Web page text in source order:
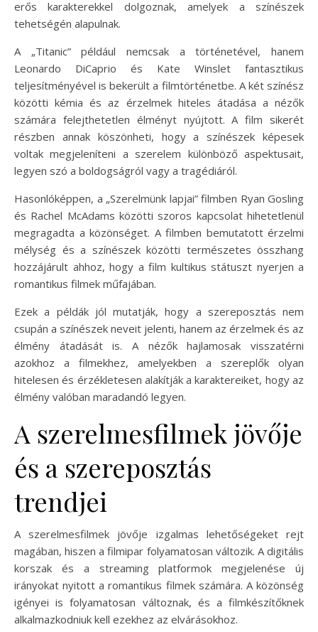
erős karakterekkel dolgoznak, amelyek a színészek
tehetségén alapulnak.
A „Titanic” például nemcsak a történetével, hanem
Leonardo DiCaprio és Kate Winslet fantasztikus
teljesítményével is bekerült a filmtörténetbe. A két színész
közötti kémia és az érzelmek hiteles átadása a nézők
számára felejthetetlen élményt nyújtott. A film sikerét
részben annak köszönheti, hogy a színészek képesek
voltak megjeleníteni a szerelem különböző aspektusait,
legyen szó a boldogságról vagy a tragédiáról.
Hasonlóképpen, a „Szerelmünk lapjai” filmben Ryan Gosling
és Rachel McAdams közötti szoros kapcsolat hihetetlenül
megragadta a közönséget. A filmben bemutatott érzelmi
mélység és a színészek közötti természetes összhang
hozzájárult ahhoz, hogy a film kultikus státuszt nyerjen a
romantikus filmek műfajában.
Ezek a példák jól mutatják, hogy a szereposztás nem
csupán a színészek neveit jelenti, hanem az érzelmek és az
élmény átadását is. A nézők hajlamosak visszatérni
azokhoz a filmekhez, amelyekben a szereplők olyan
hitelesen és érzékletesen alakítják a karaktereiket, hogy az
élmény valóban maradandó legyen.
A szerelmesfilmek jövője
és a szereposztás
trendjei
A szerelmesfilmek jövője izgalmas lehetőségeket rejt
magában, hiszen a filmipar folyamatosan változik. A digitális
korszak és a streaming platformok megjelenése új
irányokat nyitott a romantikus filmek számára. A közönség
igényei is folyamatosan változnak, és a filmkészítőknek
alkalmazkodniuk kell ezekhez az elvárásokhoz.